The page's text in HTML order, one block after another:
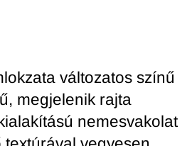
változatos színű
megjelenik rajta
nemesvakolat